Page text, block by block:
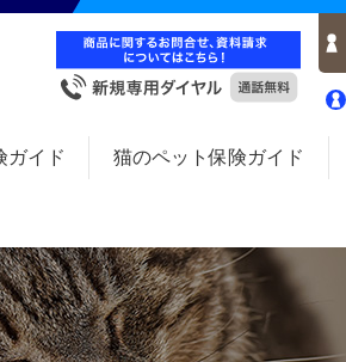
ガイド 猫のペット保険ガイド